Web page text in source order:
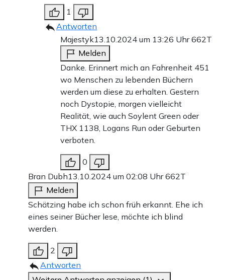
1
Antworten
Majestyk13.10.2024 um 13:26 Uhr662T
Melden
Danke. Erinnert mich an Fahrenheit 451
wo Menschen zu lebenden Büchern
werden um diese zu erhalten. Gestern
noch Dystopie, morgen vielleicht
Realität, wie auch Soylent Green oder
THX 1138, Logans Run oder Geburten
verboten.
0
Bran Dubh13.10.2024 um 02:08 Uhr662T
Melden
Schätzing habe ich schon früh erkannt. Ehe ich
eines seiner Bücher lese, möchte ich blind
werden.
2
Antworten